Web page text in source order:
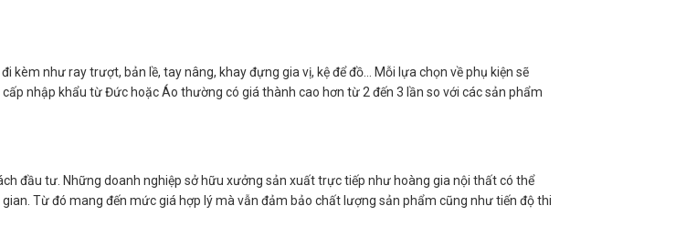
kèm như ray trượt, bản lề, tay nâng, khay đựng gia vị, kệ để đồ… Mỗi lựa chọn về phụ kiện sẽ
nhập khẩu từ Đức hoặc Áo thường có giá thành cao hơn từ 2 đến 3 lần so với các sản phẩm
đầu tư. Những doanh nghiệp sở hữu xưởng sản xuất trực tiếp như hoàng gia nội thất có thể
Từ đó mang đến mức giá hợp lý mà vẫn đảm bảo chất lượng sản phẩm cũng như tiến độ thi